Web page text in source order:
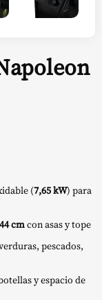
(7,65 kW) para
cmcon asas y tope
pescados,
y espacio de